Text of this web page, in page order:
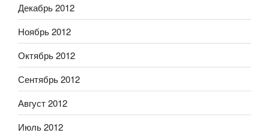
Декабрь 2012
Ноябрь 2012
Октябрь 2012
Сентябрь 2012
Август 2012
Июль 2012